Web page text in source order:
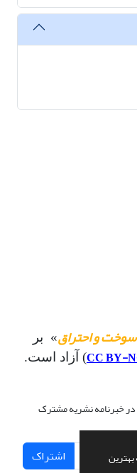
سوخت و احتراق» بر
CC BY-) آزاد است.
در خبرنامه نشریه مشترک
اشتراک